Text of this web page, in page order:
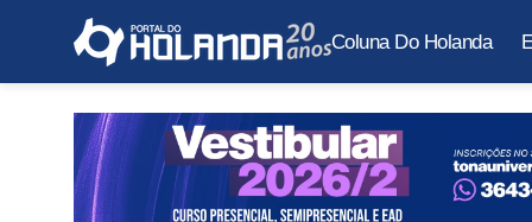
Coluna Do Holanda